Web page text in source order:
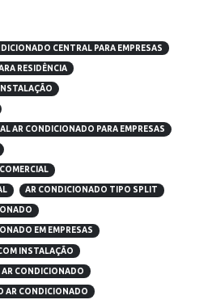
CENTRAL PARA EMPRESAS
RESIDÊNCIA
AR CONDICIONADO PARA EMPRESAS
AR CONDICIONADO TIPO SPLIT
EM EMPRESAS
INSTALAÇÃO
AR CONDICIONADO
AR CONDICIONADO